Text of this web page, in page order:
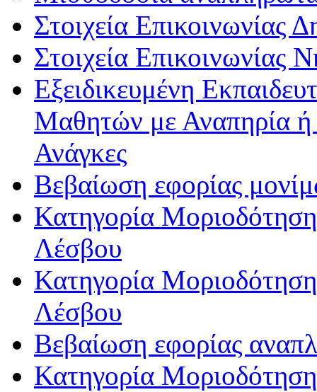
Στοιχεία Επικοινωνίας
Στοιχεία Επικοινωνίας
Εξειδικευμένη
Μαθητών με Αναπηρία ή /
Ανάγκες
Βεβαίωση εφορίας
Κατηγορία
Λέσβου
Κατηγορία
Λέσβου
Βεβαίωση εφορίας
Κατηγορία